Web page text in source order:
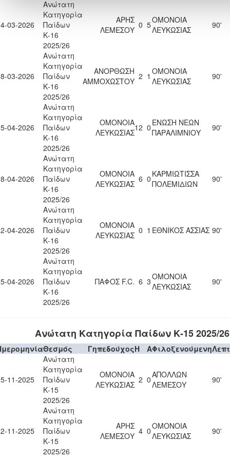
03-2026
Ανώτατη
Κατηγορία
Παίδων
Κ-16
2025/26
ΑΡΗΣ
ΛΕΜΕΣΟΥ 0 5ΟΜΟΝΟΙΑ
ΛΕΥΚΩΣΙΑΣ
90'
03-2026
Ανώτατη
Κατηγορία
Παίδων
Κ-16
2025/26
ΑΝΟΡΘΩΣΗ
ΑΜΜΟΧΩΣΤΟΥ 2 1 ΟΜΟΝΟΙΑ
ΛΕΥΚΩΣΙΑΣ
90'
04-2026
Ανώτατη
Κατηγορία
Παίδων
Κ-16
2025/26
ΟΜΟΝΟΙΑ
ΛΕΥΚΩΣΙΑΣ12 0 ΕΝΩΣΗ ΝΕΩΝ
ΠΑΡΑΛΙΜΝΙΟΥ
90'
04-2026
Ανώτατη
Κατηγορία
Παίδων
Κ-16
2025/26
ΟΜΟΝΟΙΑ
ΛΕΥΚΩΣΙΑΣ 6 0 ΚΑΡΜΙΩΤΙΣΣΑ
ΠΟΛΕΜΙΔΙΩΝ
90'
04-2026
Ανώτατη
Κατηγορία
Παίδων
Κ-16
2025/26
ΟΜΟΝΟΙΑ
ΛΕΥΚΩΣΙΑΣ 0 1 ΕΘΝΙΚΟΣ ΑΣΣΙΑΣ 90'
04-2026
Ανώτατη
Κατηγορία
Παίδων
Κ-16
2025/26
ΠΑΦΟΣ F.C. 6 3ΟΜΟΝΟΙΑ
ΛΕΥΚΩΣΙΑΣ
90'
Ανώτατη Κατηγορία Παίδων Κ-15 2025/26
Θεσμός ΓηπεδούχοςH AΦιλοξενούμενη
11-2025
Ανώτατη
Κατηγορία
Παίδων
Κ-15
2025/26
ΟΜΟΝΟΙΑ
ΛΕΥΚΩΣΙΑΣ 2 0ΑΠΟΛΛΩΝ
ΛΕΜΕΣΟΥ
90'
11-2025
Ανώτατη
Κατηγορία
Παίδων
Κ-15
2025/26
ΑΡΗΣ
ΛΕΜΕΣΟΥ 4 0ΟΜΟΝΟΙΑ
ΛΕΥΚΩΣΙΑΣ
90'